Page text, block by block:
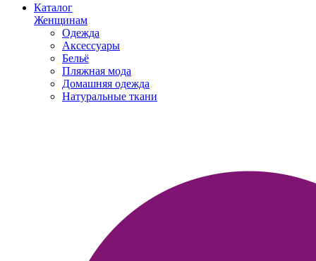
Каталог
Женщинам
Одежда
Аксессуары
Бельё
Пляжная мода
Домашняя одежда
Натуральные ткани